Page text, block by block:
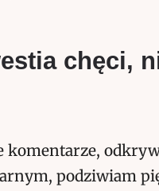
chęci,
komentarze,
podziwiam